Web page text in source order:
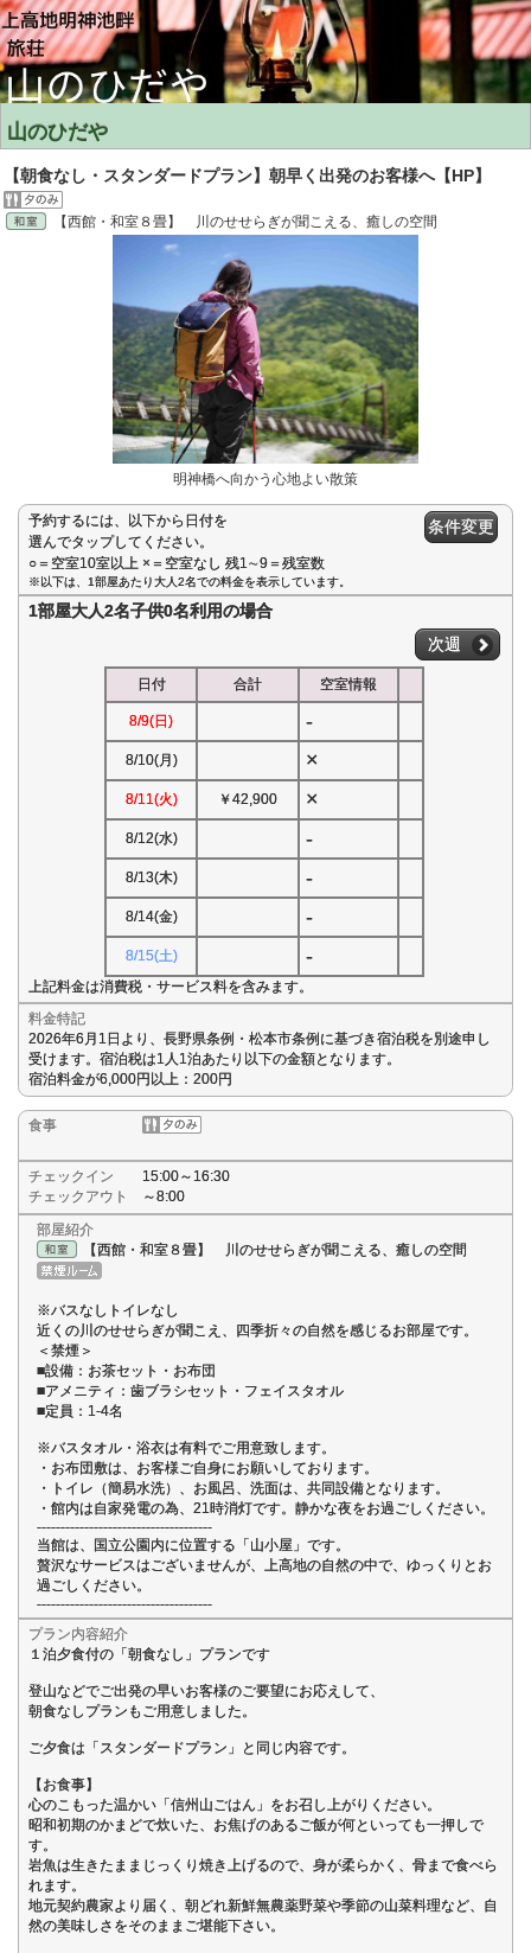
山のひだや
【朝食なし・スタンダードプラン】朝早く出発のお客様へ【HP】
【西館・和室８畳】 川のせせらぎが聞こえる、癒しの空間
明神橋へ向かう心地よい散策
予約するには、以下から日付を
選んでタップしてください。
○＝空室10室以上 ×＝空室なし 残1∼9＝残室数
条件変更
※以下は、1部屋あたり大人2名での料金を表示しています。
1部屋大人2名子供0名利用の場合
次週
日付 合計 空室情報
8/9(日) -
8/10(月) ×
8/11(火) ￥42,900 ×
8/12(水) -
8/13(木) -
8/14(金) -
8/15(土) -
上記料金は消費税・サービス料を含みます。
料金特記
2026年6月1日より、長野県条例・松本市条例に基づき宿泊税を別途申し
受けます。宿泊税は1人1泊あたり以下の金額となります。
宿泊料金が6,000円以上：200円
食事
チェックイン
15:00～16:30
チェックアウト
～8:00
部屋紹介
【西館・和室８畳】 川のせせらぎが聞こえる、癒しの空間
※バスなしトイレなし
近くの川のせせらぎが聞こえ、四季折々の自然を感じるお部屋です。
＜禁煙＞
■設備：お茶セット・お布団
■アメニティ：歯ブラシセット・フェイスタオル
■定員：1-4名
※バスタオル・浴衣は有料でご用意致します。
・お布団敷は、お客様ご自身にお願いしております。
・トイレ（簡易水洗）、お風呂、洗面は、共同設備となります。
・館内は自家発電の為、21時消灯です。静かな夜をお過ごしください。
-------------------------------------
当館は、国立公園内に位置する「山小屋」です。
贅沢なサービスはございませんが、上高地の自然の中で、ゆっくりとお
過ごしください。
-------------------------------------
プラン内容紹介
１泊夕食付の「朝食なし」プランです
登山などでご出発の早いお客様のご要望にお応えして、
朝食なしプランもご用意しました。
ご夕食は「スタンダードプラン」と同じ内容です。
【お食事】
心のこもった温かい「信州山ごはん」をお召し上がりください。
昭和初期のかまどで炊いた、お焦げのあるご飯が何といっても一押しで
す。
岩魚は生きたままじっくり焼き上げるので、身が柔らかく、骨まで食べら
れます。
地元契約農家より届く、朝どれ新鮮無農薬野菜や季節の山菜料理など、自
然の美味しさをそのままご堪能下さい。